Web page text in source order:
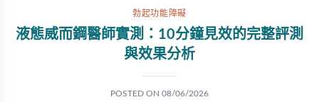
勃起功能障礙
液態威而鋼醫師實測：10分鐘見效的完整評測
與效果分析
POSTED ON 08/06/2026